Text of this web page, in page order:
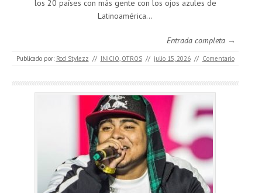
los 20 países con más gente con los ojos azules de
Latinoamérica…
Entrada completa →
Publicado por: Rod Stylezz // INICIO, OTROS // julio 15, 2026 // Comentario